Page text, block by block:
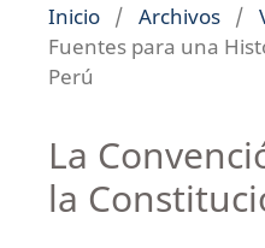
Inicio / Archivos /
Fuentes para una
Perú
La
la